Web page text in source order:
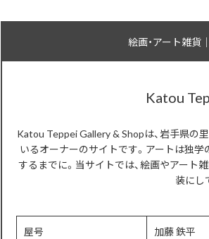
絵画・アート雑貨
Katou
Katou Teppei Gallery & Shopは、岩手県の
いるオーナーのサイトです。アートは独
するまでに。当サイトでは、絵画やアート
装にし
屋号 加藤 鉄平